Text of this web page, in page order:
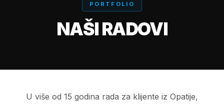
PORTFOLIO
NAŠI RADOVI
U više od 15 godina rada za klijente iz Opatije,